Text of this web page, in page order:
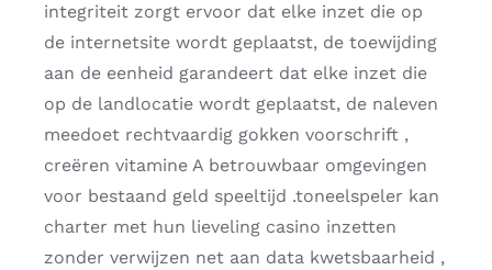
integriteit zorgt ervoor dat elke inzet die op
de internetsite wordt geplaatst, de toewijding
aan de eenheid garandeert dat elke inzet die
op de landlocatie wordt geplaatst, de naleven
meedoet rechtvaardig gokken voorschrift ,
creëren vitamine A betrouwbaar omgevingen
voor bestaand geld speeltijd .toneelspeler kan
charter met hun lieveling casino inzetten
zonder verwijzen net aan data kwetsbaarheid ,